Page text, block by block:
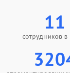
11
сотрудников в